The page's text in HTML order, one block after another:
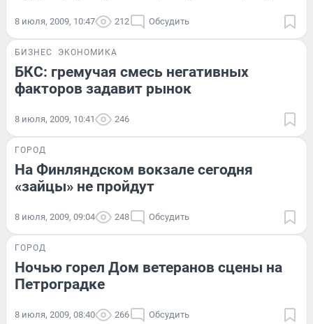
8 июля, 2009, 10:47 212 Обсудить
БИЗНЕС ЭКОНОМИКА
БКС: гремучая смесь негативных
факторов задавит рынок
8 июля, 2009, 10:41 246
ГОРОД
На Финляндском вокзале сегодня
«зайцы» не пройдут
8 июля, 2009, 09:04 248 Обсудить
ГОРОД
Ночью горел Дом ветеранов сцены на
Петроградке
8 июля, 2009, 08:40 266 Обсудить